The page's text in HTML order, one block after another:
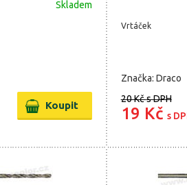
Skladem
Vrtáček
Značka: Draco
20 Kčs DPH
19 Kč s